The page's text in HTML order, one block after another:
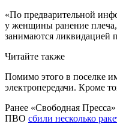
«По предварительной
у женщины ранение
занимаются ликвидацией
Читайте также
Помимо этого в поселке
электропередачи. Кроме
Ранее «Свободная
ПВО сбили несколько